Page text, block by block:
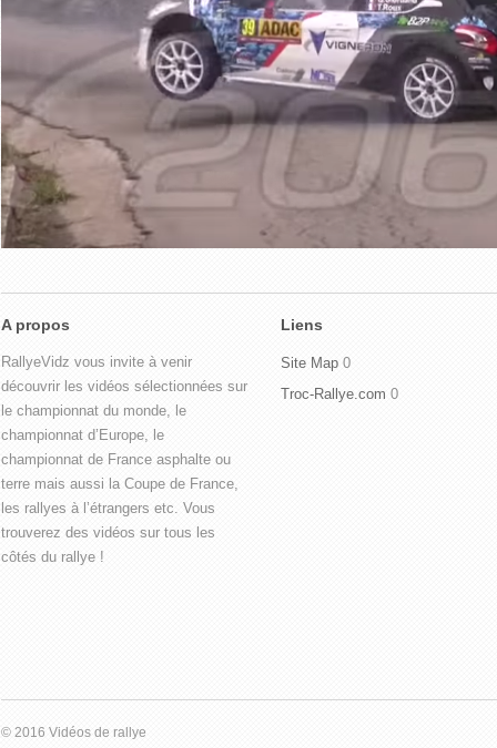
A propos
RallyeVidz vous invite à venir
découvrir les vidéos sélectionnées sur
le championnat du monde, le
championnat d’Europe, le
championnat de France asphalte ou
terre mais aussi la Coupe de France,
les rallyes à l’étrangers etc. Vous
trouverez des vidéos sur tous les
côtés du rallye !
Liens
Site Map 0
Troc-Rallye.com 0
© 2016 Vidéos de rallye